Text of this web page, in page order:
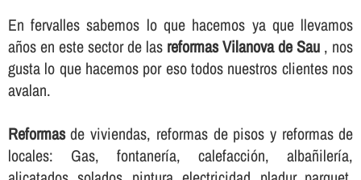
En fervalles sabemos lo que hacemos ya que llevamos
años en este sector de las reformas Vilanova de Sau , nos
gusta lo que hacemos por eso todos nuestros clientes nos
avalan.
Reformasde viviendas, reformas de pisos y reformas de
locales: Gas, fontanerí­a, calefacción, albañilerí­a,